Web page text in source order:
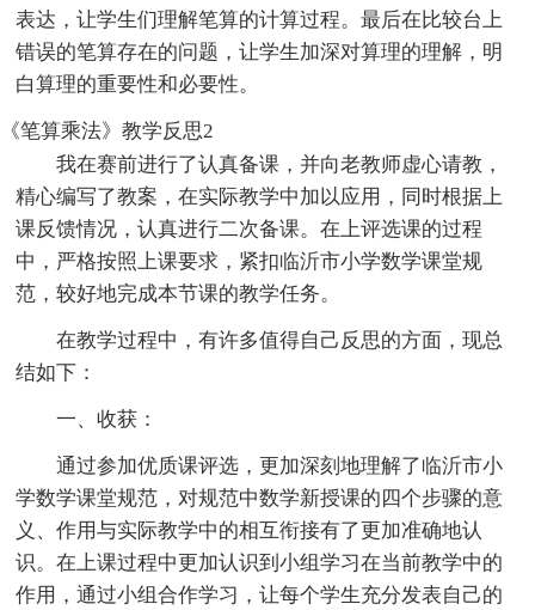
表达，让学生们理解笔算的计算过程。最后在比较台上
错误的笔算存在的问题，让学生加深对算理的理解，明
白算理的重要性和必要性。
《笔算乘法》教学反思2
我在赛前进行了认真备课，并向老教师虚心请教，
精心编写了教案，在实际教学中加以应用，同时根据上
课反馈情况，认真进行二次备课。在上评选课的过程
中，严格按照上课要求，紧扣临沂市小学数学课堂规
范，较好地完成本节课的教学任务。
在教学过程中，有许多值得自己反思的方面，现总
结如下：
一、收获：
通过参加优质课评选，更加深刻地理解了临沂市小
学数学课堂规范，对规范中数学新授课的四个步骤的意
义、作用与实际教学中的相互衔接有了更加准确地认
识。在上课过程中更加认识到小组学习在当前教学中的
作用，通过小组合作学习，让每个学生充分发表自己的